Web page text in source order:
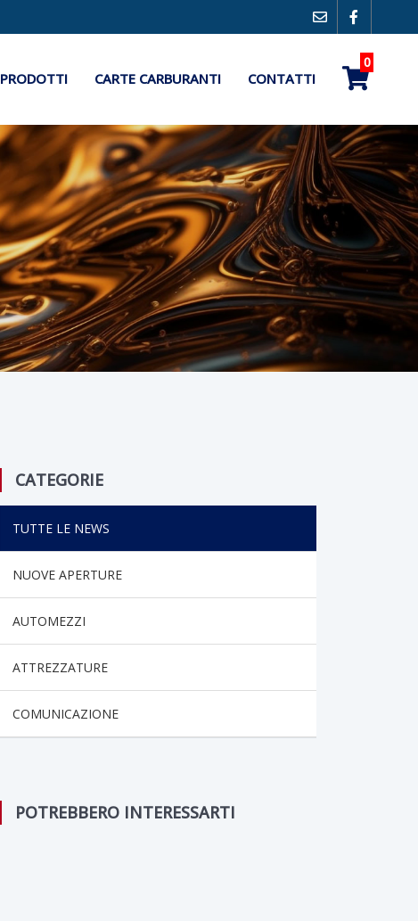
PRODOTTI CARTE CARBURANTI CONTATTI
0
CATEGORIE
TUTTE LE NEWS
NUOVE APERTURE
AUTOMEZZI
ATTREZZATURE
COMUNICAZIONE
POTREBBERO INTERESSARTI